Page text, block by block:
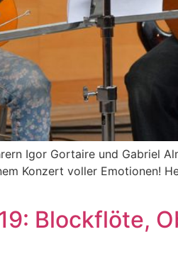
Igor Gortaire und Gabriel
Konzert voller Emotionen!
Blockflöte,